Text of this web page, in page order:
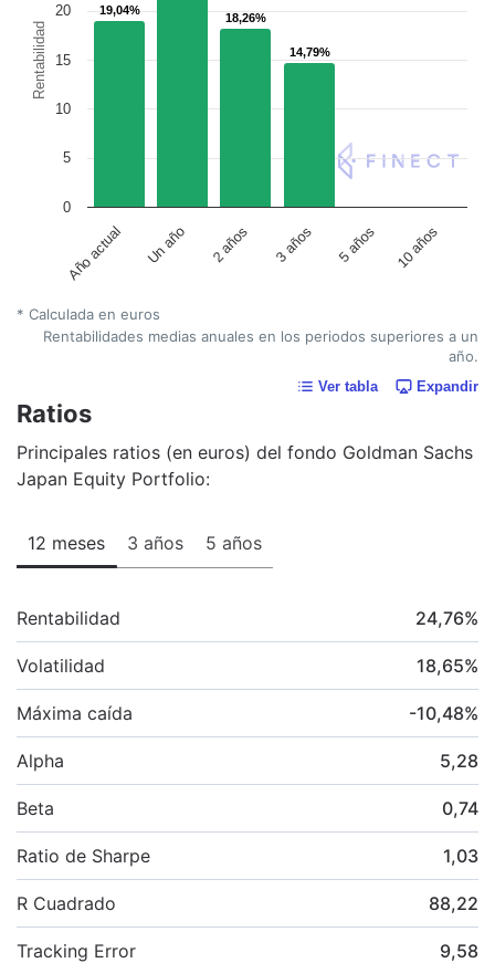
Rentabilidad
19,04%
19,04%
18,26%
18,26%
14,79%
14,79%
Año actual Un año 2 años 3 años 5 años 10 años
0
5
10
15
20
* Calculada en euros
Rentabilidades medias anuales en los periodos superiores a un
año.
Ver tabla Expandir
Ratios
Principales ratios (en euros) del fondo Goldman Sachs
Japan Equity Portfolio:
12 meses 3 años 5 años
Rentabilidad 24,76%
Volatilidad 18,65%
Máxima caída -10,48%
Alpha 5,28
Beta 0,74
Ratio de Sharpe 1,03
R Cuadrado 88,22
Tracking Error 9,58